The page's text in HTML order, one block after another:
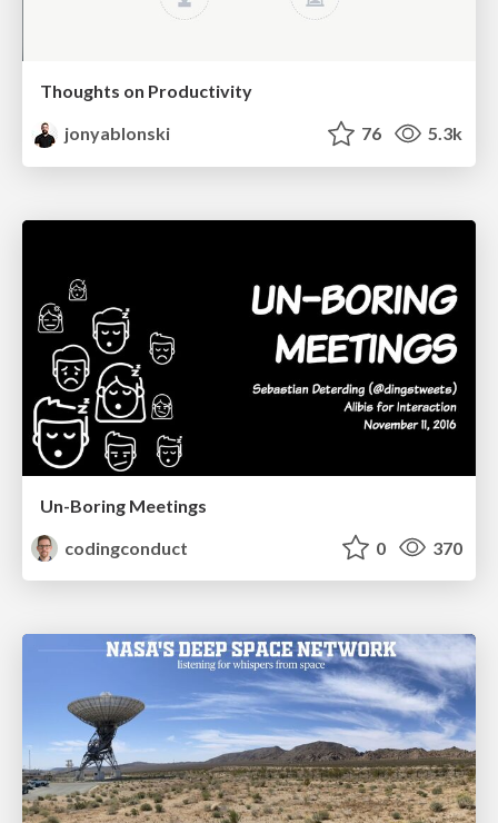
Thoughts on Productivity
jonyablonski
76 5.3k
Un-Boring Meetings
codingconduct
0 370